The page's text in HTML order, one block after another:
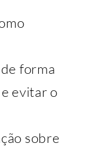
forma
evitar o
sobre